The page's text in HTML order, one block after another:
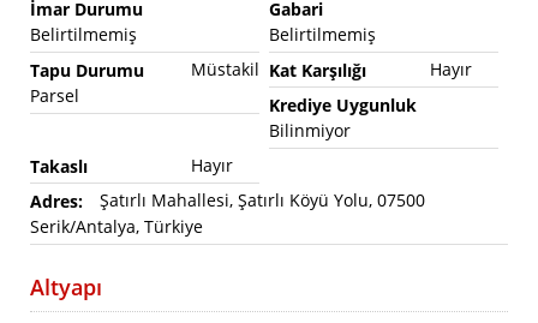
İmar Durumu
Belirtilmemiş
Gabari
Belirtilmemiş
Tapu Durumu
Müstakil
Parsel
Kat Karşılığı
Hayır
Krediye Uygunluk
Bilinmiyor
Takaslı
Hayır
Adres:
Şatırlı Mahallesi, Şatırlı Köyü Yolu, 07500
Serik/Antalya, Türkiye
Altyapı